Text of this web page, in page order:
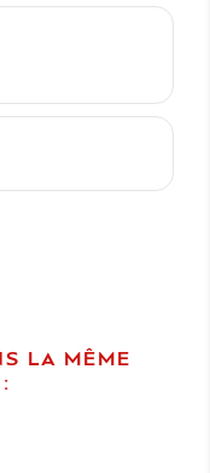
LA MÊME